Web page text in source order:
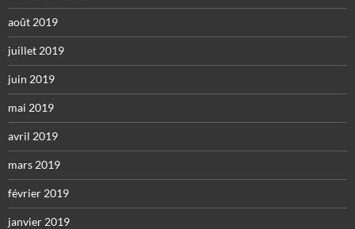
août 2019
juillet 2019
juin 2019
mai 2019
avril 2019
mars 2019
février 2019
janvier 2019